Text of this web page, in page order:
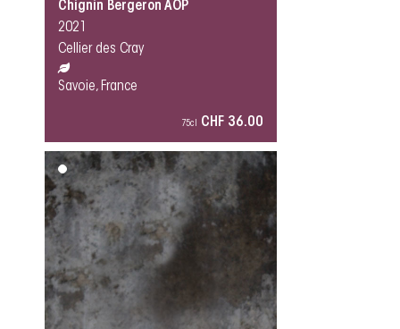
Chignin Bergeron AOP
2021
Cellier des Cray
Savoie, France
75cl CHF 36.00